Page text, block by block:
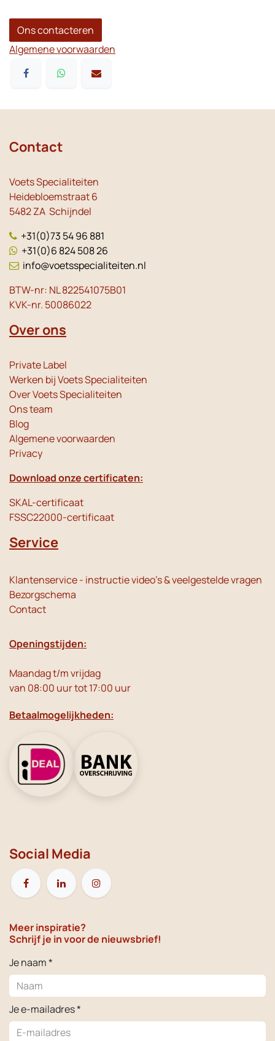
Ons contacteren
Algemene voorwaarden
Contact
Voets Specialiteiten
Heidebloemstraat 6
5482 ZA Schijndel
+31(0)73 54 96 881
+31(0)6 824 508 26
info@voetsspecialiteiten.nl
BTW-nr: NL 822541075B01
KVK-nr. 50086022
Over ons
Private Label
Werken bij Voets Specialiteiten
Over Voets Specialiteiten
Ons team
Blog
Algemene voorwaarden
Privacy
Download onze certificaten:
SKAL-certificaat
FSSC22000-certificaat
Service
Klantenservice - instructie video's & veelgestelde vragen
Bezorgschema
Contact
Openingstijden:
Maandag t/m vrijdag
van 08:00 uur tot 17:00 uur
Betaalmogelijkheden:
Social Media
Meer inspiratie?
Schrijf je in voor de nieuwsbrief!
Je naam *
Je e-mailadres *